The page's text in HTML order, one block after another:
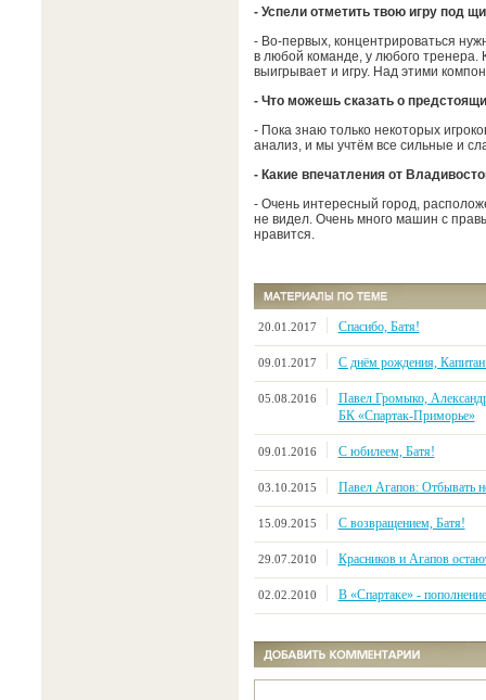
- Успели отметить твою игру под
- Во-первых, концентрироваться
в любой команде, у любого тренера.
выигрывает и игру. Над этими
- Что можешь сказать о
- Пока знаю только некоторых
анализ, и мы учтём все сильные и
- Какие впечатления от
- Очень интересный город,
не видел. Очень много машин с
нравится.
20.01.2017 Спасибо, Батя!
09.01.2017 С днём рождения,
05.08.2016
Павел Громыко,
БК «Спартак-Приморье»
09.01.2016 С юбилеем, Батя!
03.10.2015 Павел Агапов: Отбывать
15.09.2015 С возвращением, Батя!
29.07.2010 Красников и Агапов
02.02.2010 В «Спартаке» - пополнение